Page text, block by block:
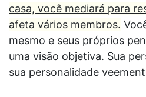
casa, você mediará para
afeta vários membros.
mesmo e seus próprios
uma visão objetiva. Sua
sua personalidade